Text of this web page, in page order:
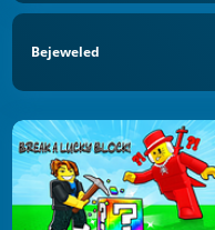
Bejeweled